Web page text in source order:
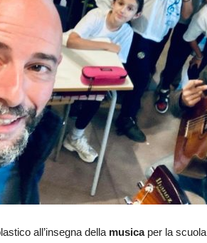
all’insegna della musicaper la scuola